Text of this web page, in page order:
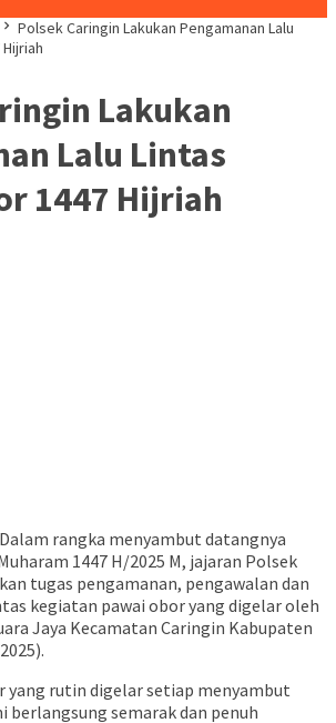
Polsek Caringin Lakukan Pengamanan Lalu
Lakukan
Lalu Lintas
1447 Hijriah
rangka menyambut datangnya
1447 H/2025 M, jajaran Polsek
tugas pengamanan, pengawalan dan
kegiatan pawai obor yang digelar oleh
Jaya Kecamatan Caringin Kabupaten
yang rutin digelar setiap menyambut
berlangsung semarak dan penuh